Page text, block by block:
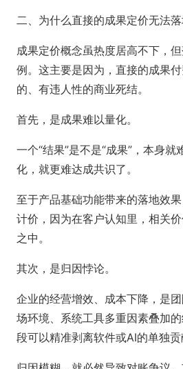
二、为什么直接的成果定价无法落
成果定价概念虽热度居高不下，
例。这主要是因为，直接的成果
的、有违人性的商业死结。
首先，是成果难以量化。
一个“结果”是不是“成果”，本身
化，就更难达成共识了。
至于产品基础功能带来的落地效
计价，因为在客户认知里，相关
之中。
其次，是归因悖论。
企业的经营增效、成本下降，是
场环境、系统工具多重因素叠加
段可以精准剥离软件或AI的单独贡